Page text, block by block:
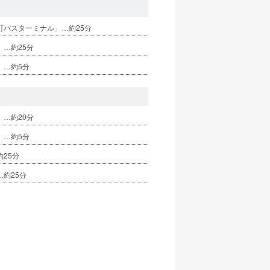
バスターミナル」…約25分
…約25分
…約5分
…約20分
…約5分
25分
約25分